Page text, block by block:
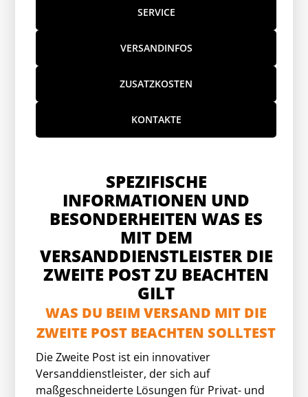
SERVICE
VERSANDINFOS
ZUSATZKOSTEN
KONTAKTE
SPEZIFISCHE
INFORMATIONEN UND
BESONDERHEITEN WAS ES
MIT DEM
VERSANDDIENSTLEISTER DIE
ZWEITE POST ZU BEACHTEN
GILT
WAS DU BEIM VERSAND MIT DIE
ZWEITE POST BEACHTEN SOLLTEST
Die Zweite Post ist ein innovativer
Versanddienstleister, der sich auf
maßgeschneiderte Lösungen für Privat- und